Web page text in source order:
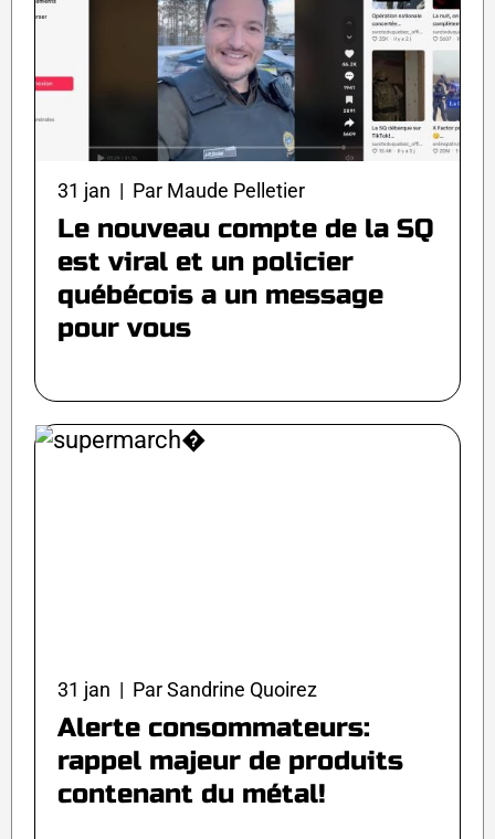
31 jan | Par Maude Pelletier
Le nouveau compte de la SQ
est viral et un policier
québécois a un message
pour vous
31 jan | Par Sandrine Quoirez
Alerte consommateurs:
rappel majeur de produits
contenant du métal!